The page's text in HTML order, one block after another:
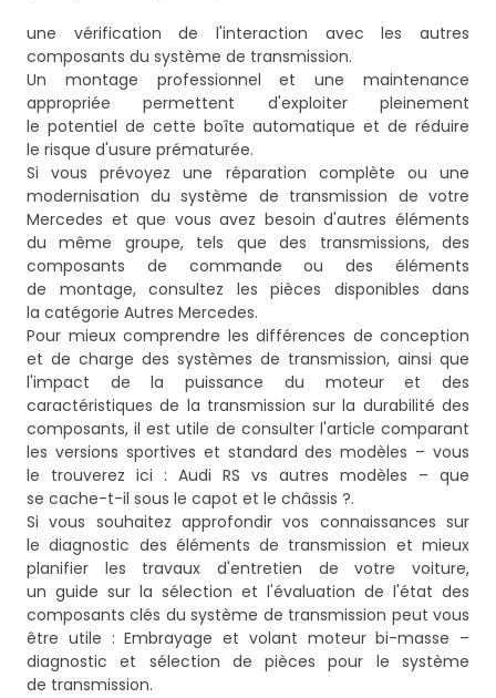
une vérification de l'interaction avec les autres
composants du système de transmission.
Un montage professionnel et une maintenance
appropriée permettent d'exploiter pleinement
le potentiel de cette boîte automatique et de réduire
le risque d'usure prématurée.
Si vous prévoyez une réparation complète ou une
modernisation du système de transmission de votre
Mercedes et que vous avez besoin d'autres éléments
du même groupe, tels que des transmissions, des
composants de commande ou des éléments
de montage, consultez les pièces disponibles dans
la catégorie Autres Mercedes.
Pour mieux comprendre les différences de conception
et de charge des systèmes de transmission, ainsi que
l'impact de la puissance du moteur et des
caractéristiques de la transmission sur la durabilité des
composants, il est utile de consulter l'article comparant
les versions sportives et standard des modèles – vous
le trouverez ici : Audi RS vs autres modèles – que
se cache-t-il sous le capot et le châssis ?.
Si vous souhaitez approfondir vos connaissances sur
le diagnostic des éléments de transmission et mieux
planifier les travaux d'entretien de votre voiture,
un guide sur la sélection et l'évaluation de l'état des
composants clés du système de transmission peut vous
être utile :Embrayage et volant moteur bi-masse –
diagnostic et sélection de pièces pour le système
de transmission.